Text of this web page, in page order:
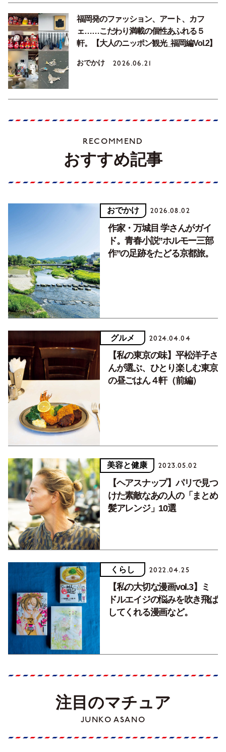
福岡発のファッション、アート、カフ
ェ……こだわり満載の個性あふれる５
軒。【大人のニッポン観光_福岡編Vol.2】
おでかけ 2026.06.21
RECOMMEND
おすすめ記事
おでかけ 2026.08.02
作家・万城目 学さんがガイ
ド。青春小説”ホルモー三部
作”の足跡をたどる京都旅。
グルメ 2024.04.04
【私の東京の味】平松洋子さ
んが選ぶ、ひとり楽しむ東京
の昼ごはん４軒（前編）
美容と健康 2023.05.02
【ヘアスナップ】パリで見つ
けた素敵なあの人の「まとめ
髪アレンジ」10選
くらし 2022.04.25
【私の大切な漫画vol.3】ミ
ドルエイジの悩みを吹き飛ば
してくれる漫画など。
注目のマチュア
JUNKO ASANO